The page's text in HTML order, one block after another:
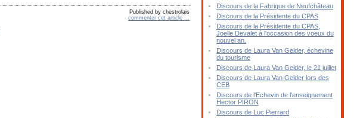
Published by chestrolais
commenter cet article
Discours de la Fabrique de Neufchâteau
Discours de la Présidente du CPAS
Discours de la Présidente du CPAS,
Joelle Devalet à l'occasion des voeux du
nouvel an.
Discours de Laura Van Gelder, échevine
du tourisme
Discours de Laura Van Gelder, le 21 juillet
Discours de Laura Van Gelder lors des
CEB
Discours de l'Echevin de l'enseignement
Hector PIRON
Discours de Luc Pierrard